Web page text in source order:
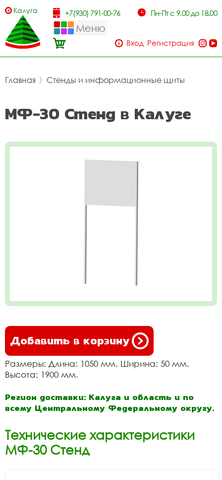
Калуга +7(930) 791-00-76 Пн-Пт с 9.00 до 18.00
Меню
Вход Регистрация
Главная 〉 Стенды и информационные щиты
МФ-30 Стенд в Калуге
Добавить в корзину
Размеры: Длина: 1050 мм. Ширина: 50 мм.
Высота: 1900 мм.
Регион доставки: Калуга и область и по
всему Центральному Федеральному округу.
Технические характеристики
МФ-30 Стенд